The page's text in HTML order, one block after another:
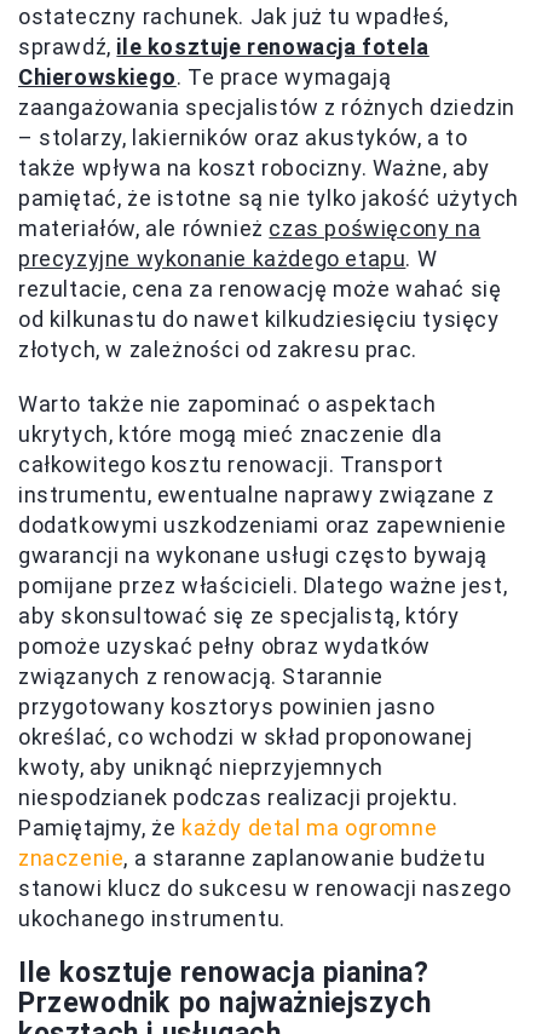
ostateczny rachunek. Jak już tu wpadłeś,
sprawdź, ile kosztuje renowacja fotela
Chierowskiego. Te prace wymagają
zaangażowania specjalistów z różnych dziedzin
– stolarzy, lakierników oraz akustyków, a to
także wpływa na koszt robocizny. Ważne, aby
pamiętać, że istotne są nie tylko jakość użytych
materiałów, ale również czas poświęcony na
precyzyjne wykonanie każdego etapu. W
rezultacie, cena za renowację może wahać się
od kilkunastu do nawet kilkudziesięciu tysięcy
złotych, w zależności od zakresu prac.
Warto także nie zapominać o aspektach
ukrytych, które mogą mieć znaczenie dla
całkowitego kosztu renowacji. Transport
instrumentu, ewentualne naprawy związane z
dodatkowymi uszkodzeniami oraz zapewnienie
gwarancji na wykonane usługi często bywają
pomijane przez właścicieli. Dlatego ważne jest,
aby skonsultować się ze specjalistą, który
pomoże uzyskać pełny obraz wydatków
związanych z renowacją. Starannie
przygotowany kosztorys powinien jasno
określać, co wchodzi w skład proponowanej
kwoty, aby uniknąć nieprzyjemnych
niespodzianek podczas realizacji projektu.
Pamiętajmy, że każdy detal ma ogromne
znaczenie, a staranne zaplanowanie budżetu
stanowi klucz do sukcesu w renowacji naszego
ukochanego instrumentu.
Ile kosztuje renowacja pianina?
Przewodnik po najważniejszych